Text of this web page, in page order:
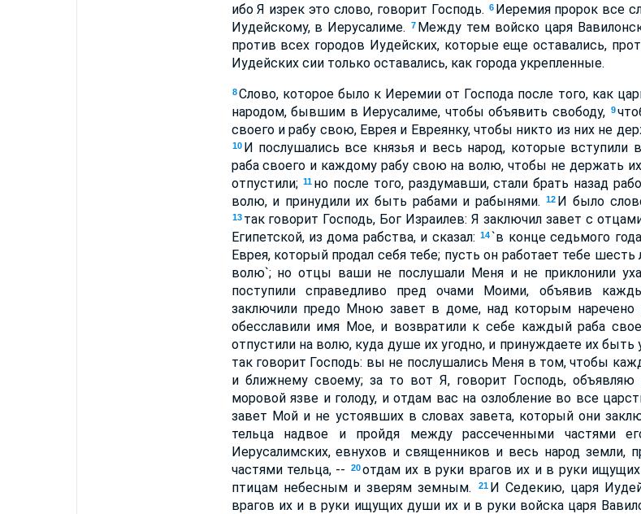
ибо Я изрек это слово, говорит Господь. 6 Иеремия пророк все
Иудейскому, в Иерусалиме.
7 Между тем войско царя
против всех городов Иудейских, которые еще оставались,
Иудейских сии только оставались, как города укрепленные.
8 Слово, которое было к Иеремии от Господа после того, как
народом, бывшим в Иерусалиме, чтобы объявить свободу, 9
своего и рабу свою, Еврея и Евреянку, чтобы никто из них не
10 И послушались все князья и весь народ, которые вступили
раба своего и каждому рабу свою на волю, чтобы не держать
отпустили; 11 но после того, раздумавши, стали брать назад
волю, и принудили их быть рабами и рабынями.
12 И было
13 так говорит Господь, Бог Израилев: Я заключил завет с
Египетской, из дома рабства, и сказал:
14`в конце седьмого
Еврея, который продал себя тебе; пусть он работает тебе шесть
волю`; но отцы ваши не послушали Меня и не приклонили
поступили справедливо пред очами Моими, объявив
заключили предо Мною завет в доме, над которым
обесславили имя Мое, и возвратили к себе каждый раба
отпустили на волю, куда душе их угодно, и принуждаете их
так говорит Господь: вы не послушались Меня в том, чтобы
и ближнему своему; за то вот Я, говорит Господь, объявляю
моровой язве и голоду, и отдам вас на озлобление во все
завет Мой и не устоявших в словах завета, который они
тельца надвое и пройдя между рассеченными частями
Иерусалимских, евнухов и священников и весь народ земли,
частями тельца, --
20отдам их в руки врагов их и в руки
птицам небесным и зверям земным.
21 И Седекию, царя
врагов их и в руки ищущих души их и в руки войска царя